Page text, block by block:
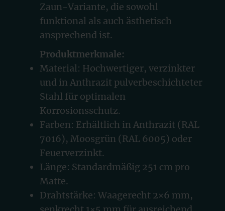
Zaun-Variante, die sowohl
funktional als auch ästhetisch
ansprechend ist.
Produktmerkmale:
Material: Hochwertiger, verzinkter
und in Anthrazit pulverbeschichteter
Stahl für optimalen
Korrosionsschutz.
Farben: Erhältlich in Anthrazit (RAL
7016), Moosgrün (RAL 6005) oder
Feuerverzinkt.
Länge: Standardmäßig 251 cm pro
Matte.
Drahtstärke: Waagerecht 2×6 mm,